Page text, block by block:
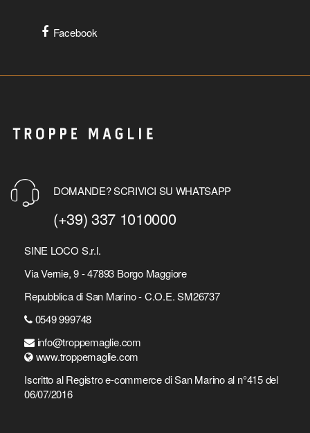
Facebook
DOMANDE? SCRIVICI SU WHATSAPP
(+39) 337 1010000
SINE LOCO S.r.l.
Via Vernie, 9 - 47893 Borgo Maggiore
Repubblica di San Marino - C.O.E. SM26737
0549 999748
info@troppemaglie.com
www.troppemaglie.com
Iscritto al Registro e-commerce di San Marino al n°415 del
06/07/2016